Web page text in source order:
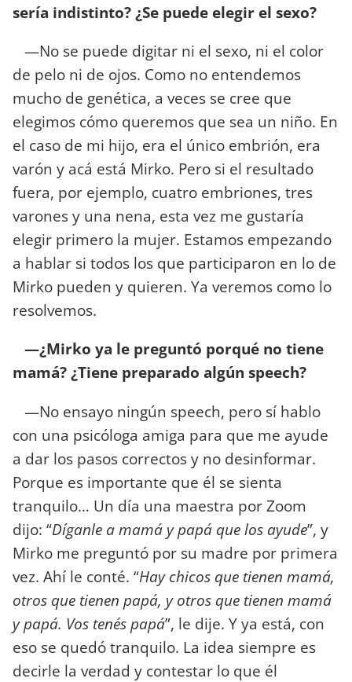
sería indistinto? ¿Se puede elegir el sexo?
—No se puede digitar ni el sexo, ni el color
de pelo ni de ojos. Como no entendemos
mucho de genética, a veces se cree que
elegimos cómo queremos que sea un niño. En
el caso de mi hijo, era el único embrión, era
varón y acá está Mirko. Pero si el resultado
fuera, por ejemplo, cuatro embriones, tres
varones y una nena, esta vez me gustaría
elegir primero la mujer. Estamos empezando
a hablar si todos los que participaron en lo de
Mirko pueden y quieren. Ya veremos como lo
resolvemos.
—¿Mirko ya le preguntó porqué no tiene
mamá? ¿Tiene preparado algún speech?
—No ensayo ningún speech, pero sí hablo
con una psicóloga amiga para que me ayude
a dar los pasos correctos y no desinformar.
Porque es importante que él se sienta
tranquilo… Un día una maestra por Zoom
dijo: “Díganle a mamá y papá que los ayude”, y
Mirko me preguntó por su madre por primera
vez. Ahí le conté. “Hay chicos que tienen mamá,
otros que tienen papá, y otros que tienen mamá
y papá. Vos tenés papá”, le dije. Y ya está, con
eso se quedó tranquilo. La idea siempre es
decirle la verdad y contestar lo que él